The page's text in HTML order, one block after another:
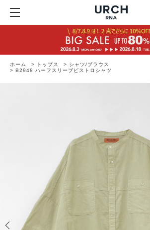
ホーム > トップス > シャツ/ブラウス
> B2948 ハーフスリーブビストロシャツ